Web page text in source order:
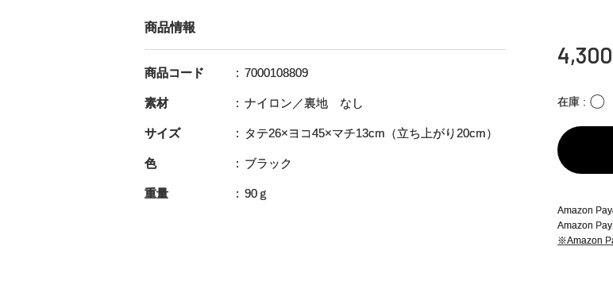
4,300
在庫 〇
Amazon
Amazon Pay
※Amazon
商品情報
商品コード 7000108809
素材 ナイロン／裏地 なし
サイズ タテ26×ヨコ45×マチ13cm（立ち上がり20cm）
色 ブラック
重量 90ｇ